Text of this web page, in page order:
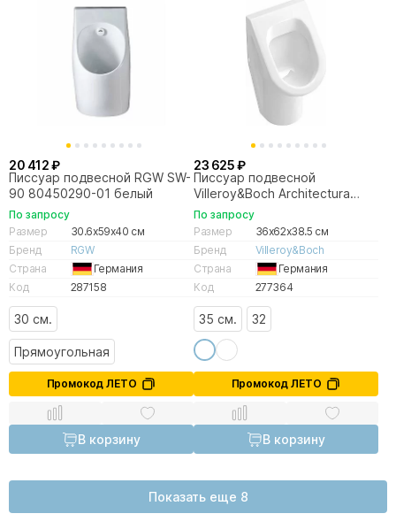
20 412 ₽
Писсуар подвесной RGW SW-
90 80450290-01 белый
По запросу
Размер
30.6x59x40 см
Бренд
RGW
Страна
Германия
Код
287158
30 см.
Прямоугольная
Промокод ЛЕТО
В корзину
23 625 ₽
Писсуар подвесной
Villeroy&Boch Architectura
55740001 альпийский белый
По запросу
Размер
36x62x38.5 см
Бренд
Villeroy&Boch
Страна
Германия
Код
277364
35 см. 32
Промокод ЛЕТО
В корзину
Показать еще 8